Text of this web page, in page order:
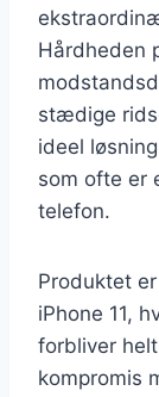
Hårdheden
stædige
ideel
som ofte er
telefon.
Produktet
iPhone 11,
forbliver
kompromis